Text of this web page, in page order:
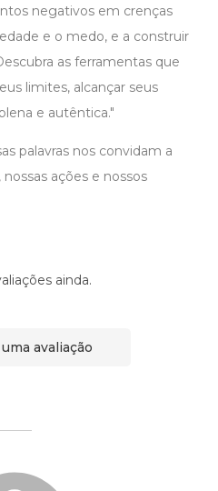
negativos em crenças
e o medo, e a construir
as ferramentas que
limites, alcançar seus
e autêntica."
palavras nos convidam a
ações e nossos
ainda.
avaliação